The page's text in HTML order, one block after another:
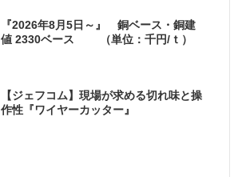
『2026年8月5日～』 銅ベース・銅建
値 2330ベース （単位：千円/ｔ）
【ジェフコム】現場が求める切れ味と操
作性『ワイヤーカッター』